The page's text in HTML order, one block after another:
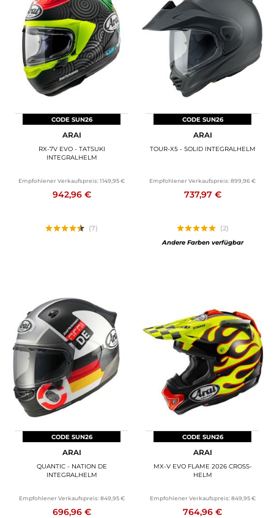
CODE SUN26
ARAI
RX-7V EVO - TATSUKI
INTEGRALHELM
Empfohlener Verkaufspreis:1 149,95 €
942,96 €
(7)
CODE SUN26
ARAI
TOUR-X5 - SOLID INTEGRALHELM
Empfohlener Verkaufspreis:899,96 €
737,97 €
(2)
Andere Farben verfügbar
CODE SUN26
ARAI
QUANTIC - NATION DE
INTEGRALHELM
Empfohlener Verkaufspreis: 849,95 €
696,96 €
CODE SUN26
ARAI
MX-V EVO FLAME 2026 CROSS-
HELM
Empfohlener Verkaufspreis: 849,95 €
764,96 €